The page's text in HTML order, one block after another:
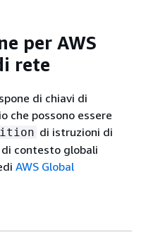
per AWS
rete
di chiavi di
che possono essere
di istruzioni di
di contesto globali
AWS Global